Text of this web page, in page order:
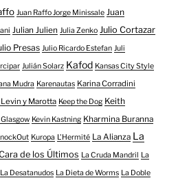
Juan Raffo Jorge Minissale Juan
Julian Julien Julia Zenko Julio Cortazar
Presas Julio Ricardo Estefan Juli
Julián Solarz Kafod Kansas City Style
Mudra Karenautas Karina Corradini
y Marotta Keep the Dog Keith
Kevin Kastning Kharmina Buranna
Kuropa L'Hermité La Alianza La
de los Últimos La Cruda Mandril La
La Desatanudos La Dieta de Worms La Doble